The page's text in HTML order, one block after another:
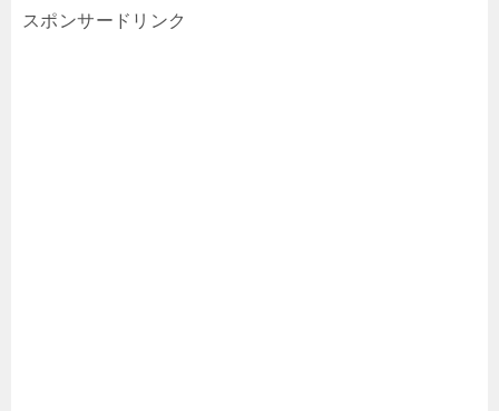
スポンサードリンク